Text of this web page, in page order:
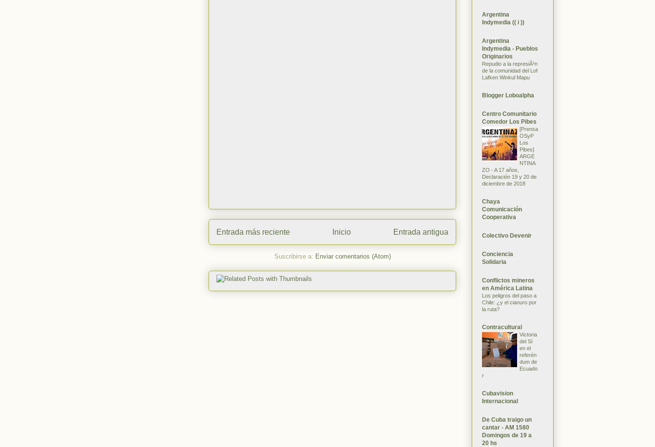
Entrada más reciente Entrada antigua
Inicio
Suscribirse a: Enviar comentarios (Atom)
Argentina
Indymedia (( i ))
Argentina
Indymedia - Pueblos
Originarios
Repudio a la represiÃ³n
de la comunidad del Lof
Lafken Winkul Mapu
Blogger Loboalpha
Centro Comunitario
Comedor Los Pibes
[Prensa
OSyP
Los
Pibes]
ARGE
NTINA
ZO - A 17 años,
Declaración 19 y 20 de
diciembre de 2018
Chaya
Comunicación
Cooperativa
Colectivo Devenir
Conciencia
Solidaria
Conflictos mineros
en América Latina
Los peligros del paso a
Chile: ¿y el cianuro por
la ruta?
Contracultural
Victoria
del Sí
en el
referén
dum de
Ecuado
r
Cubavision
Internacional
De Cuba traigo un
cantar - AM 1580
Domingos de 19 a
20 hs